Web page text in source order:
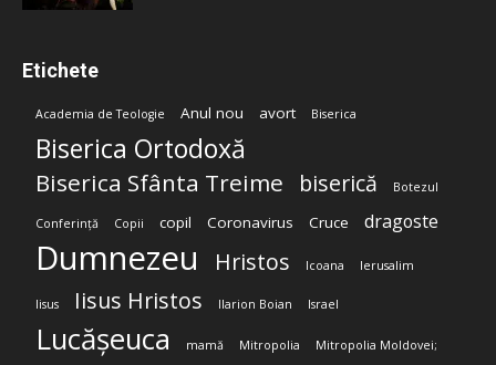
Etichete
Academia de Teologie Anul nou avort Biserica
Biserica Ortodoxă
Biserica Sfânta Treime biserică Botezul
Conferință Copii copil Coronavirus Cruce dragoste
Dumnezeu Hristos Icoana Ierusalim
Iisus Iisus Hristos Ilarion Boian Israel
Lucășeuca mamă Mitropolia Mitropolia Moldovei;